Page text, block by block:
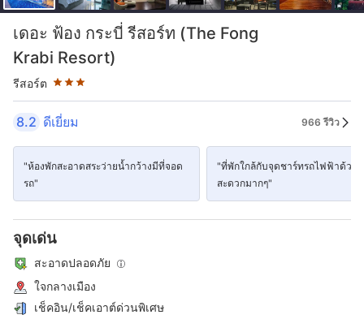
เดอะ ฟ้อง กระบี่ รีสอร์ท (The Fong
Krabi Resort)
รีสอร์ต
ระดับดาว: 3 ดาว
8.2 ดีเยี่ยม 966 รีวิว
"ห้องพักสะอาดสระว่ายน้ำกว้างมีที่จอด
รถ"
"ที่พักใกล้กับจุดชาร์ทรถไฟฟ้าด้วย
สะดวกมากๆ"
จุดเด่น
สะอาดปลอดภัย
ใจกลางเมือง
เช็คอิน/เช็คเอาต์ด่วนพิเศษ